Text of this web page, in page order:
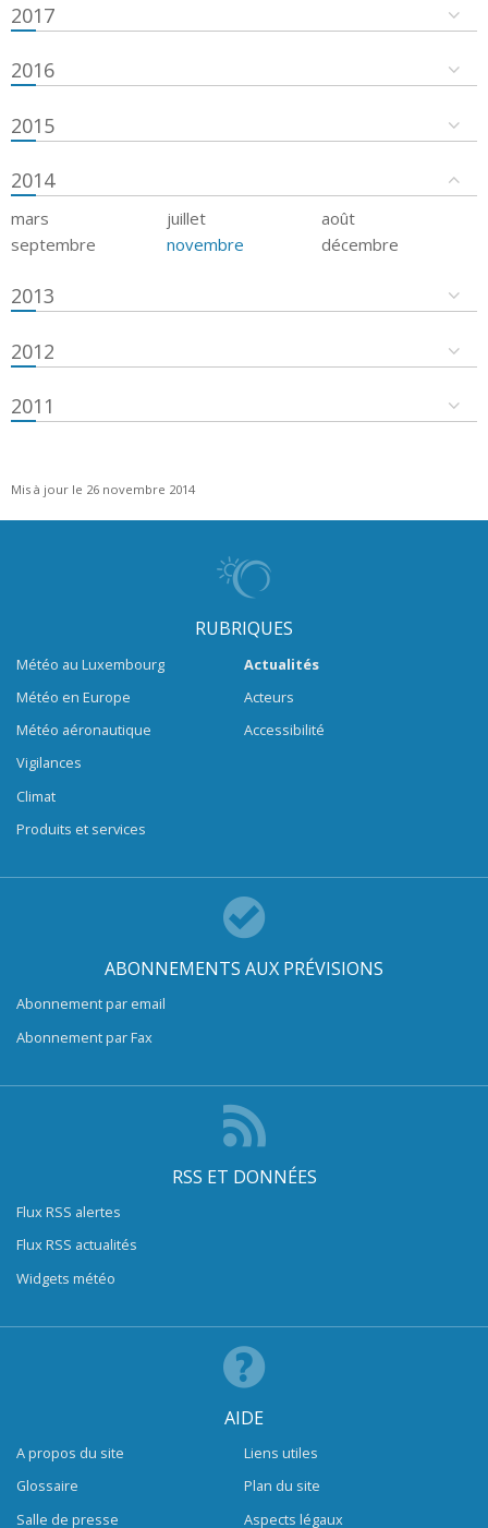
2017
2016
2015
2014
mars juillet
août
septembre
novembre décembre
2013
2012
2011
Mis à jour le 26 novembre 2014
RUBRIQUES
Météo au Luxembourg
Météo en Europe
Météo aéronautique
Vigilances
Climat
Produits et services
Actualités
Acteurs
Accessibilité
ABONNEMENTS AUX PRÉVISIONS
Abonnement par email
Abonnement par Fax
RSS ET DONNÉES
Flux RSS alertes
Flux RSS actualités
Widgets météo
AIDE
A propos du site
Glossaire
Salle de presse
Liens utiles
Plan du site
Aspects légaux